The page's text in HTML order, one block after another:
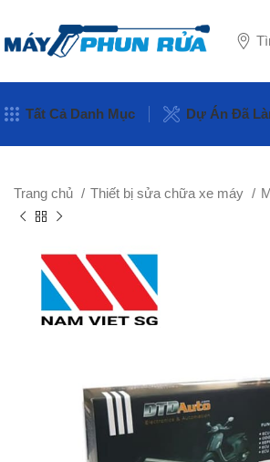
Tất Cả Danh Mục Dự Án Đã
Trang chủ Thiết bị sửa chữa xe máy